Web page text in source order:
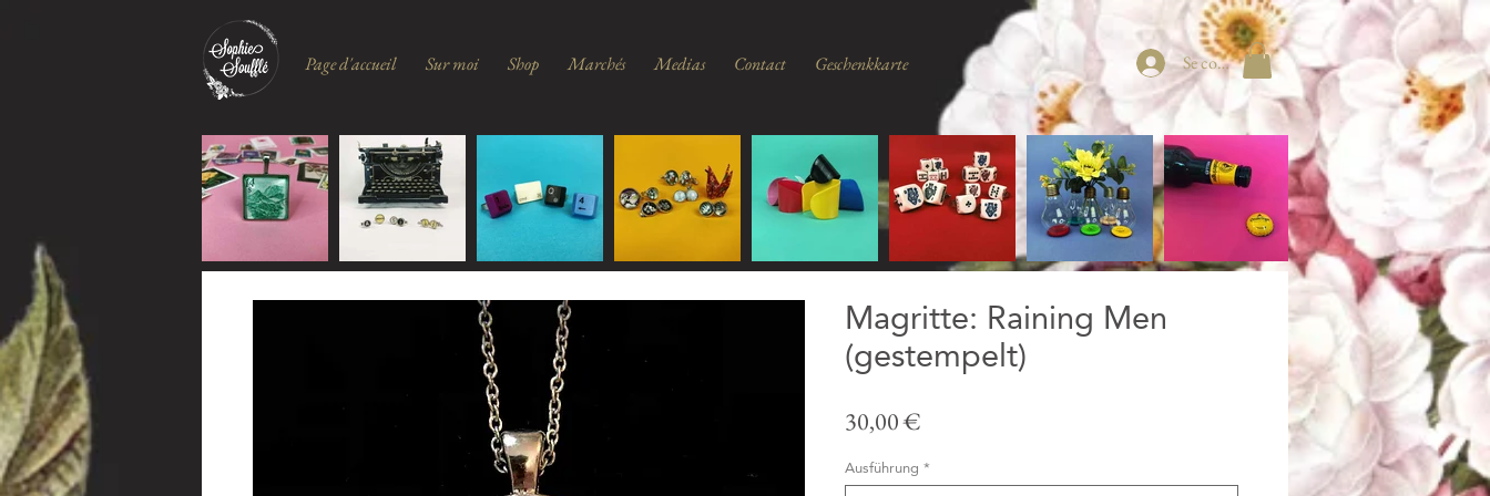
Page d'accueil Sur moi Shop Marchés Medias Contact Geschenkkarte Se connecter
Magritte: Raining Men
(gestempelt)
30,00 €
Ausführung *